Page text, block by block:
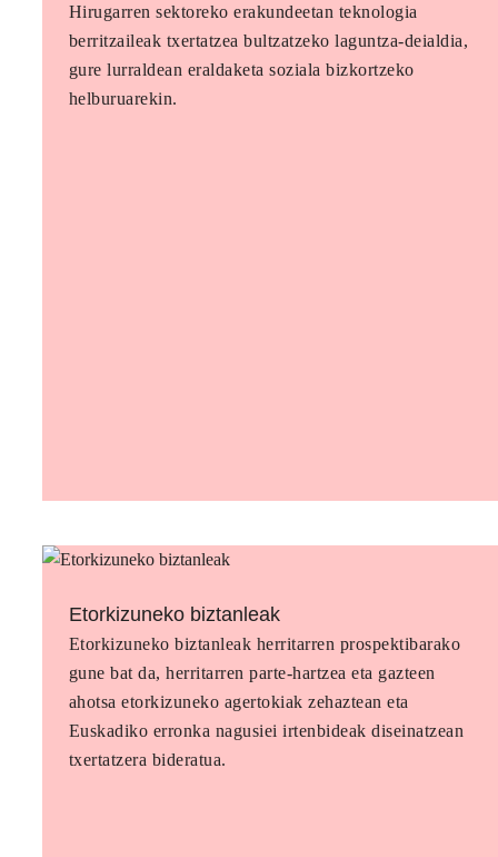
Hirugarren sektoreko erakundeetan teknologia
berritzaileak txertatzea bultzatzeko laguntza-deialdia,
gure lurraldean eraldaketa soziala bizkortzeko
helburuarekin.
Etorkizuneko biztanleak
Etorkizuneko biztanleak herritarren prospektibarako
gune bat da, herritarren parte-hartzea eta gazteen
ahotsa etorkizuneko agertokiak zehaztean eta
Euskadiko erronka nagusiei irtenbideak diseinatzean
txertatzera bideratua.